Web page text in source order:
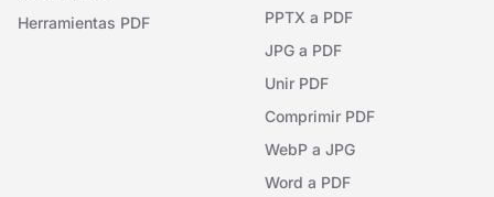
Herramientas PDF
PPTX a PDF
JPG a PDF
Unir PDF
Comprimir PDF
WebP a JPG
Word a PDF